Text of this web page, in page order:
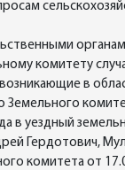
комитету
в
в уездный
Гердотович,
комитета от